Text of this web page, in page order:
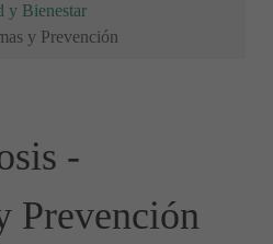
y Bienestar
y Prevención
-
Prevención